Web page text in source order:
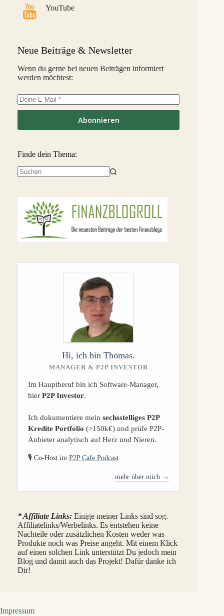
32 Savy
InSoil 2,6 % S
37 Linked Finance -6,3 % S
YouTube
Neue Beiträge & Newsletter
Wenn du gerne bei neuen Beiträgen informiert
werden möchtest:
Abonnieren
Finde dein Thema:
Hi, ich bin Thomas.
MANAGER & P2P INVESTOR
Im Hauptberuf bin ich Software-Manager,
hier P2P Investor.
Ich dokumentiere mein sechsstelliges P2P
Kredite Portfolio (>150k€) und prüfe P2P-
Anbieter analytisch auf Herz und Nieren.
🎙️ Co-Host im P2P Cafe Podcast.
mehr über mich →
* Affiliate Links: Einige meiner Links sind sog.
Affiliatelinks/Werbelinks. Es entstehen keine
Nachteile oder zusätzlichen Kosten weder was
Produkte noch was Preise angeht. Mit einem Klick
auf einen solchen Link unterstützt Du jedoch mein
Blog und damit auch das Projekt! Dafür danke ich
Dir!
Impressum